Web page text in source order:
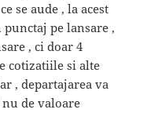
se aude , la acest
pe lansare ,
, ci doar 4
cotizatiile si alte
, departajarea va
de valoare